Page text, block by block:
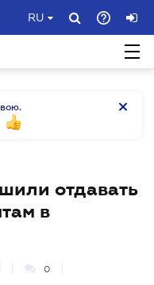
RU
отдавать
в
0